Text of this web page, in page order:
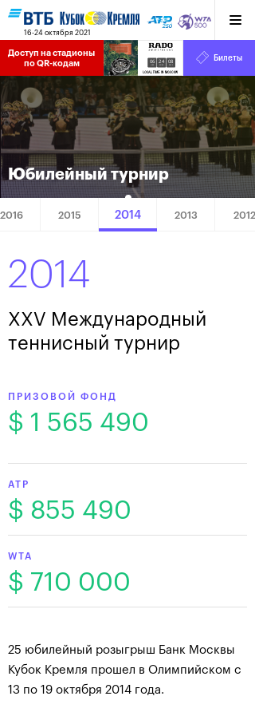
16-24 октября 2021
Доступ на стадионы
по QR-кодам
06
HRS
24
MINS
09
SECS
Билеты
Юбилейный турнир
2016 2015 2014 2013 2012
2014
XXV Международный
теннисный турнир
ПРИЗОВОЙ ФОНД
$ 1 565 490
ATP
$ 855 490
WTA
$ 710 000
25 юбилейный розыгрыш Банк Москвы
Кубок Кремля прошел в Олимпийском с
13 по 19 октября 2014 года.